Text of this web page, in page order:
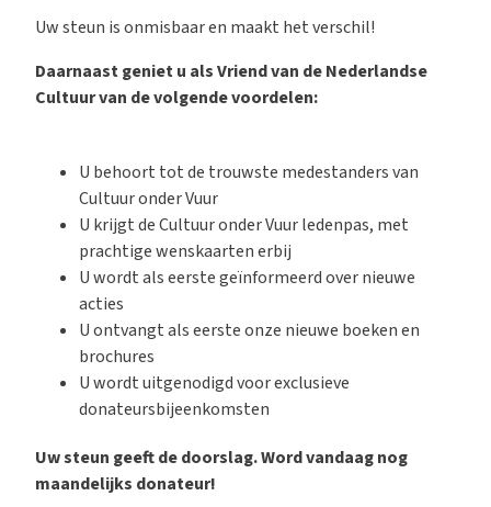
Uw steun is onmisbaar en maakt het verschil!
Daarnaast geniet u als Vriend van de Nederlandse
Cultuur van de volgende voordelen:
U behoort tot de trouwste medestanders van
Cultuur onder Vuur
U krijgt de Cultuur onder Vuur ledenpas, met
prachtige wenskaarten erbij
U wordt als eerste geïnformeerd over nieuwe
acties
U ontvangt als eerste onze nieuwe boeken en
brochures
U wordt uitgenodigd voor exclusieve
donateursbijeenkomsten
Uw steun geeft de doorslag. Word vandaag nog
maandelijks donateur!